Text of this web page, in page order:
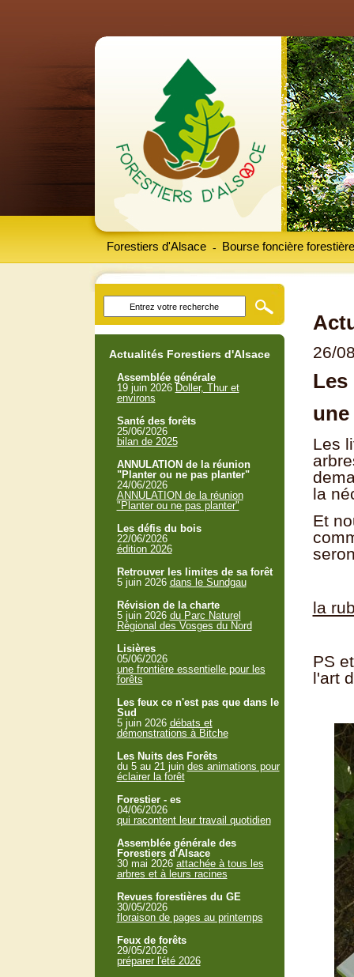
Forestiers d'Alsace Bourse foncière forestière
-
26/
Les
Les
la
Et
la
PS
l'art
Actualités Forestiers d'Alsace
Assemblée générale
19 juin 2026 Doller, Thur et
environs
Santé des forêts
25/06/2026
bilan de 2025
ANNULATION de la réunion
"Planter ou ne pas planter"
24/06/2026
ANNULATION de la réunion
"Planter ou ne pas planter"
Les défis du bois
22/06/2026
édition 2026
Retrouver les limites de sa forêt
5 juin 2026 dans le Sundgau
Révision de la charte
5 juin 2026 du Parc Naturel
Régional des Vosges du Nord
Lisières
05/06/2026
une frontière essentielle pour les
forêts
Les feux ce n'est pas que dans le
Sud
5 juin 2026 débats et
démonstrations à Bitche
Les Nuits des Forêts
du 5 au 21 juin des animations pour
éclairer la forêt
Forestier - es
04/06/2026
qui racontent leur travail quotidien
Assemblée générale des
Forestiers d'Alsace
30 mai 2026 attachée à tous les
arbres et à leurs racines
Revues forestières du GE
30/05/2026
floraison de pages au printemps
Feux de forêts
29/05/2026
préparer l'été 2026